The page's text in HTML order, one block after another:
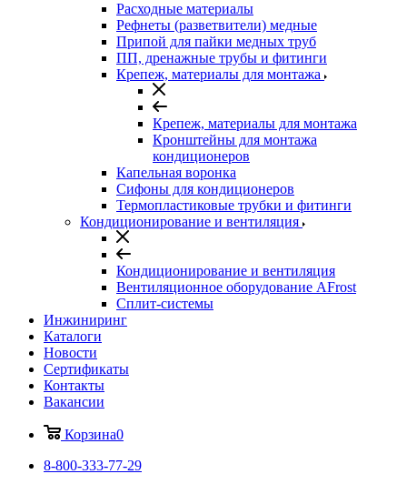
Расходные материалы
Рефнеты (разветвители) медные
Припой для пайки медных труб
ПП, дренажные трубы и фитинги
Крепеж, материалы для монтажа
Крепеж, материалы для монтажа
Кронштейны для монтажа
кондиционеров
Капельная воронка
Сифоны для кондиционеров
Термопластиковые трубки и фитинги
Кондиционирование и вентиляция
Кондиционирование и вентиляция
Вентиляционное оборудование AFrost
Сплит-системы
Инжиниринг
Каталоги
Новости
Сертификаты
Контакты
Вакансии
Корзина0
8-800-333-77-29